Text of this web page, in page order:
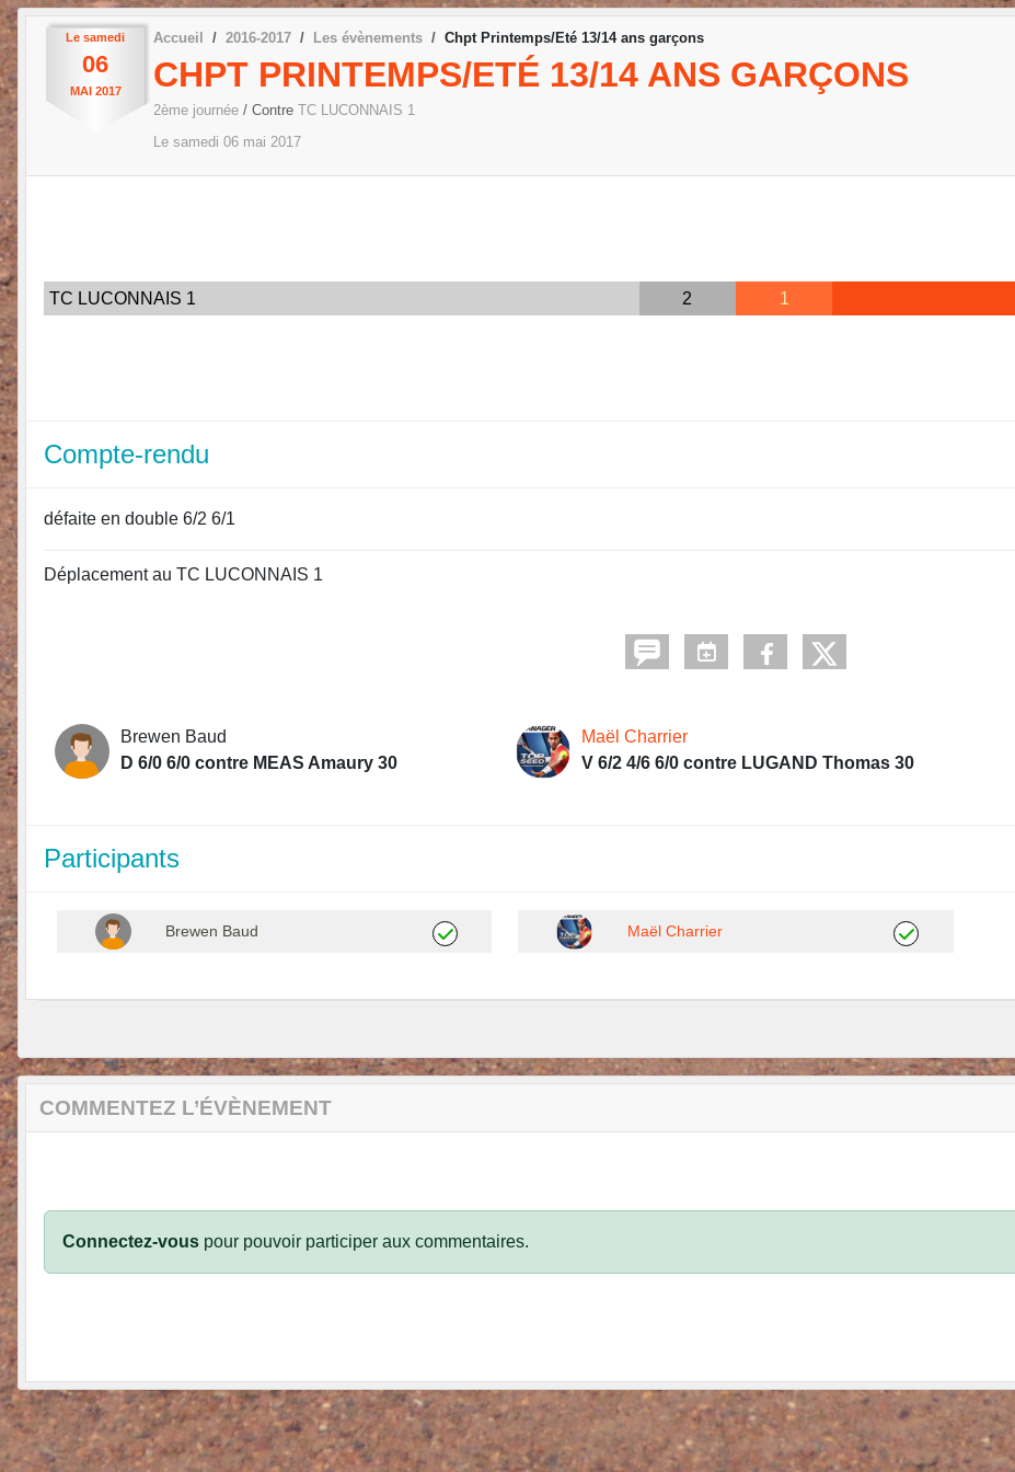
Le samedi
06
MAI 2017
Accueil 2016-2017 Les évènements Chpt Printemps/Eté 13/14 ans garçons
CHPT PRINTEMPS/ETÉ 13/14 ANS GARÇONS
2ème journée / Contre TC LUCONNAIS 1
Le samedi 06 mai 2017
TC LUCONNAIS 1 2 1
Compte-rendu
défaite en double 6/2 6/1
Déplacement au TC LUCONNAIS 1
Brewen Baud
D 6/0 6/0 contre MEAS Amaury 30
Maël Charrier
V 6/2 4/6 6/0 contre LUGAND Thomas 30
Participants
Brewen Baud Maël Charrier
COMMENTEZ L’ÉVÈNEMENT
Connectez-vous pour pouvoir participer aux commentaires.